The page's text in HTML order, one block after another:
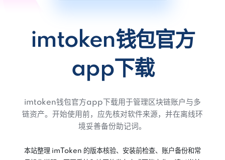
imtoken钱包官方
app下载
imtoken钱包官方app下载用于管理区块链账户与多
链资产。开始使用前，应先核对软件来源，并在离线环
境妥善备份助记词。
本站整理 imToken 的版本核验、安装前检查、账户备份和常